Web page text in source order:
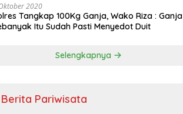
2020
Tangkap 100Kg Ganja, Wako Riza : Ganja
Itu Sudah Pasti Menyedot Duit
Selengkapnya
Berita Pariwisata